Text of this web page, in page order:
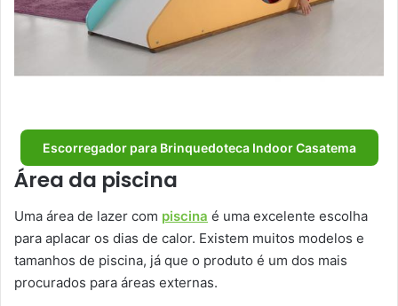
Escorregador para Brinquedoteca Indoor Casatema
Área da piscina
Uma área de lazer com piscina é uma excelente escolha
para aplacar os dias de calor. Existem muitos modelos e
tamanhos de piscina, já que o produto é um dos mais
procurados para áreas externas.